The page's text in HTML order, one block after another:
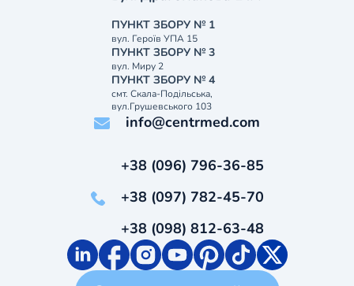
ПУНКТ ЗБОРУ № 1
вул. Героїв УПА 15
ПУНКТ ЗБОРУ № 3
вул. Миру 2
ПУНКТ ЗБОРУ № 4
смт. Скала-Подільська,
вул.Грушевського 103
info@centrmed.com
+38 (096) 796-36-85
+38 (097) 782-45-70
+38 (098) 812-63-48